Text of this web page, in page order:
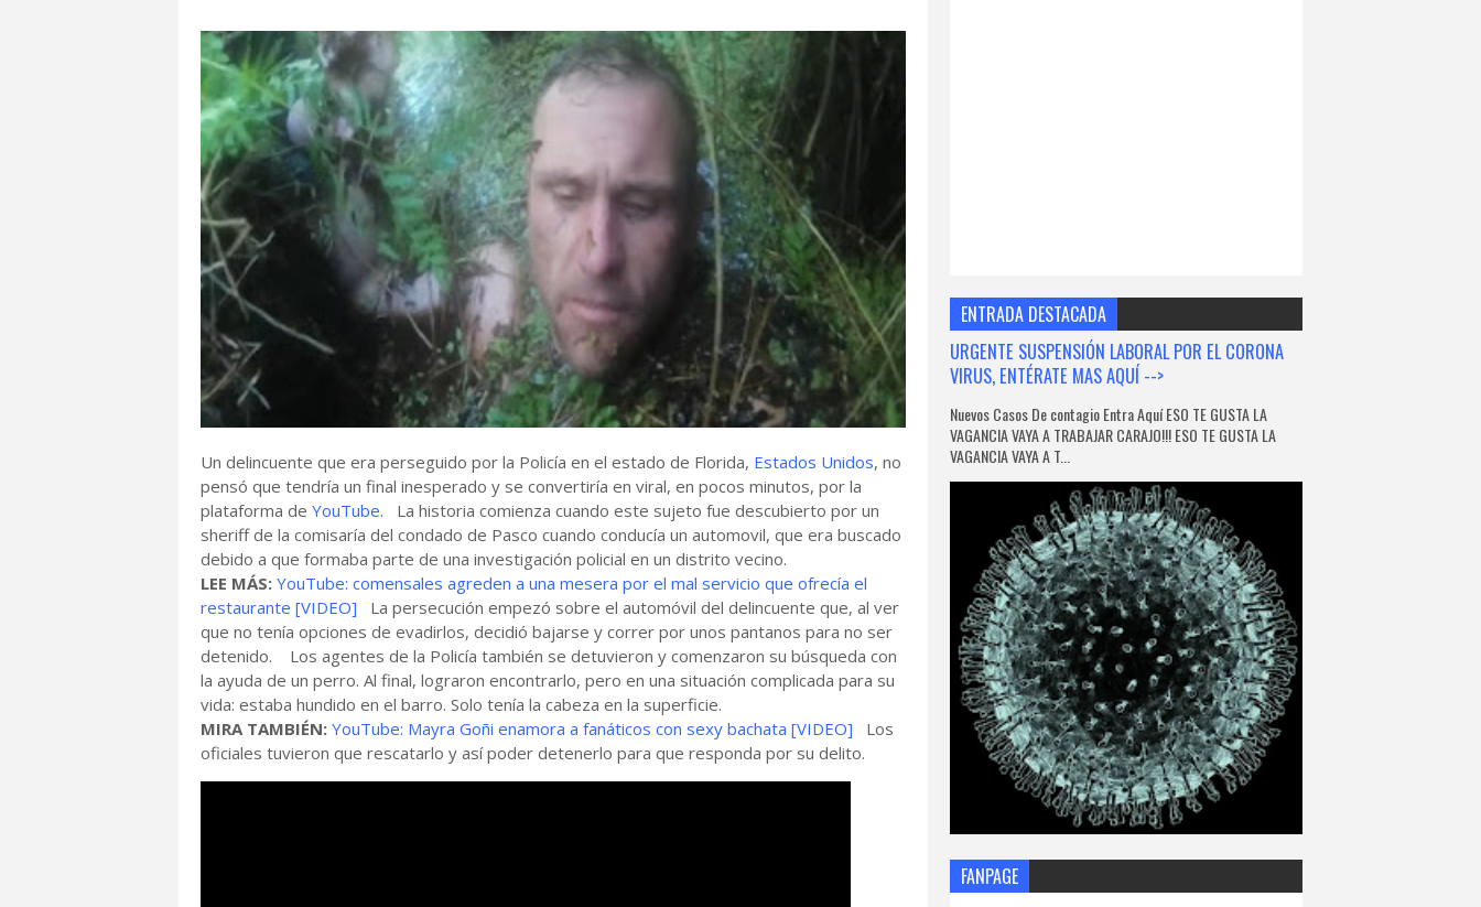
Un delincuente que era perseguido por la Policía en el estado de Florida, Estados Unidos, no
pensó que tendría un final inesperado y se convertiría en viral, en pocos minutos, por la
plataforma de YouTube. La historia comienza cuando este sujeto fue descubierto por un
sheriff de la comisaría del condado de Pasco cuando conducía un automovil, que era buscado
debido a que formaba parte de una investigación policial en un distrito vecino.
LEE MÁS: YouTube: comensales agreden a una mesera por el mal servicio que ofrecía el
restaurante [VIDEO] La persecución empezó sobre el automóvil del delincuente que, al ver
que no tenía opciones de evadirlos, decidió bajarse y correr por unos pantanos para no ser
detenido. Los agentes de la Policía también se detuvieron y comenzaron su búsqueda con
la ayuda de un perro. Al final, lograron encontrarlo, pero en una situación complicada para su
vida: estaba hundido en el barro. Solo tenía la cabeza en la superficie.
MIRA TAMBIÉN: YouTube: Mayra Goñi enamora a fanáticos con sexy bachata [VIDEO] Los
oficiales tuvieron que rescatarlo y así poder detenerlo para que responda por su delito.
ENTRADA DESTACADA
URGENTE SUSPENSIÓN LABORAL POR EL CORONA
VIRUS, ENTÉRATE MAS AQUÍ -->
Nuevos Casos De contagio Entra Aquí ESO TE GUSTA LA
VAGANCIA VAYA A TRABAJAR CARAJO!!! ESO TE GUSTA LA
VAGANCIA VAYA A T...
FANPAGE